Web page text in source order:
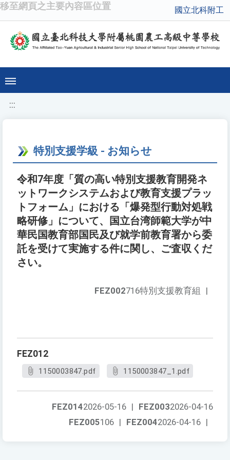
移至網頁之主要內容區位置 國立北科附工
:::
特別支援学級 - お知らせ
令和7年度「質の高い特別支援教育開発ネ
ットワークシステムおよび教育支援プラッ
トフォーム」における「爆発型行動対処戦
略研修」について、国立台湾師範大学が中
華民国教育部国民及び就学前教育署から委
託を受けて実施する件に関し、ご査収くだ
さい。
FEZ002716特別支援教育組 |
FEZ012
1150003847.pdf 1150003847_1.pdf
FEZ0032026-04-16
FEZ0142026-05-16 |
FEZ0042026-04-16 |
FEZ005106 |